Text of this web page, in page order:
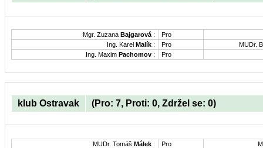
Mgr. Zuzana Bajgarová:
Pro
Ing. Karel Malík : Pro
MUDr.
Ing. Maxim Pachomov : Pro
klub Ostravak (Pro: 7, Proti: 0, Zdržel se: 0)
MUDr. Tomáš Málek : Pro